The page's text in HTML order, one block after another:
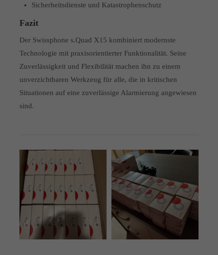
Sicherheitsdienste und Katastrophenschutz
Fazit
Der Swissphone s.Quad X15 kombiniert modernste
Technologie mit praxisorientierter Funktionalität. Seine
Zuverlässigkeit und Flexibilität machen ihn zu einem
unverzichtbaren Werkzeug für alle, die in kritischen
Situationen auf eine zuverlässige Alarmierung angewiesen
sind.